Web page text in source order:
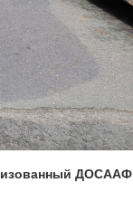
ДОСААФ